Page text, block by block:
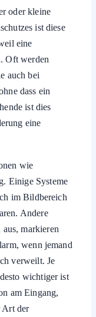
ist diese
eine
werden
auch bei
dass ein
ist dies
eine
Einige Systeme
im Bildbereich
Andere
markieren
wenn jemand
verweilt. Je
wichtiger ist
am Eingang,
Art der